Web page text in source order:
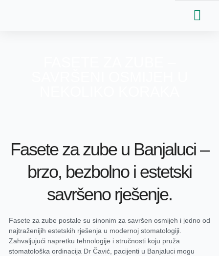
Fasete za zube u Banjaluci –
brzo, bezbolno i estetski
savršeno rješenje.
Fasete za zube postale su sinonim za savršen osmijeh i jedno od
najtraženijih estetskih rješenja u modernoj stomatologiji.
Zahvaljujući napretku tehnologije i stručnosti koju pruža
stomatološka ordinacija Dr Čavić, pacijenti u Banjaluci mogu